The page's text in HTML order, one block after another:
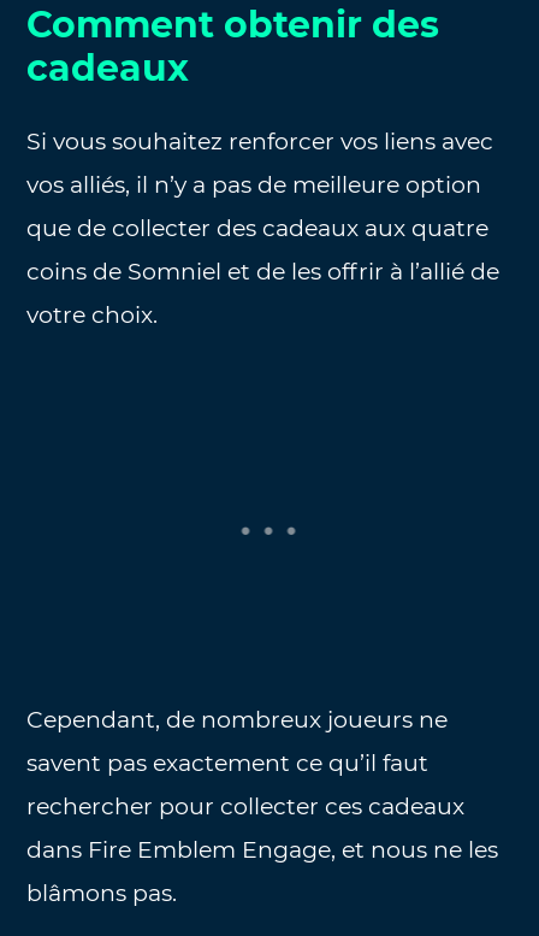
Comment obtenir des
cadeaux
Si vous souhaitez renforcer vos liens avec
vos alliés, il n’y a pas de meilleure option
que de collecter des cadeaux aux quatre
coins de Somniel et de les offrir à l’allié de
votre choix.
Cependant, de nombreux joueurs ne
savent pas exactement ce qu’il faut
rechercher pour collecter ces cadeaux
dans Fire Emblem Engage, et nous ne les
blâmons pas.